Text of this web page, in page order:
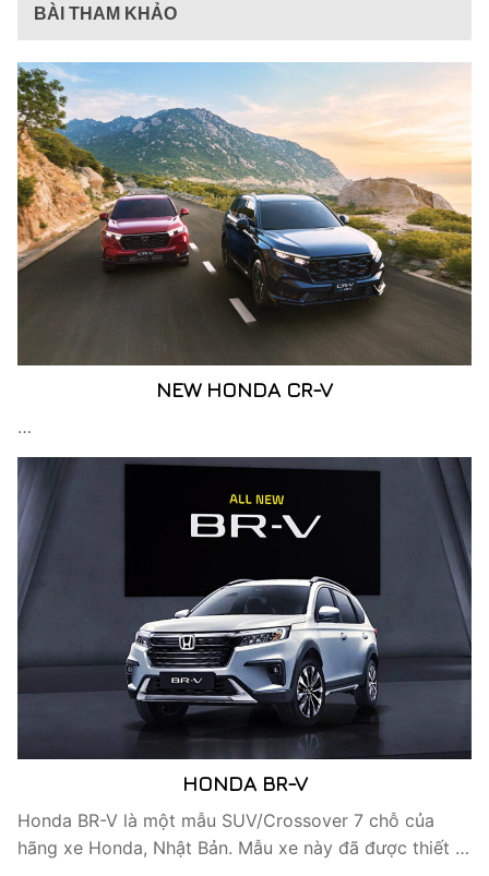
BÀI THAM KHẢO
NEW HONDA CR-V
…
HONDA BR-V
Honda BR-V là một mẫu SUV/Crossover 7 chỗ của
hãng xe Honda, Nhật Bản. Mẫu xe này đã được thiết …